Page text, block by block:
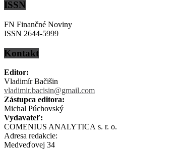
ISSN
FN Finančné Noviny
ISSN 2644-5999
Kontakt
Editor:
Vladimír Bačišin
vladimir.bacisin@gmail.com
Zástupca editora:
Michal Púchovský
Vydavateľ:
COMENIUS ANALYTICA s. r. o.
Adresa redakcie:
Medveďovej 34